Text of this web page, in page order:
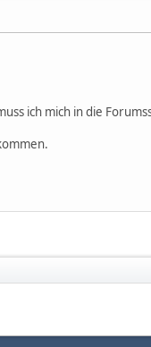
ich mich in die